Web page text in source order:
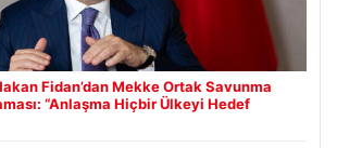
Fidan’dan Mekke Ortak Savunma
“Anlaşma Hiçbir Ülkeyi Hedef